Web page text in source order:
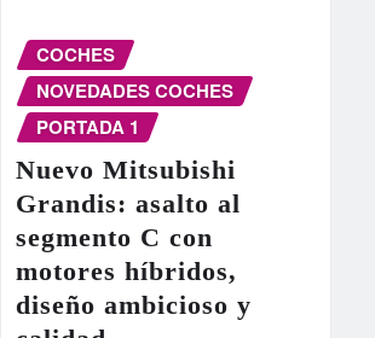
COCHES
NOVEDADES COCHES
PORTADA 1
Nuevo Mitsubishi
Grandis: asalto al
segmento C con
motores híbridos,
diseño ambicioso y